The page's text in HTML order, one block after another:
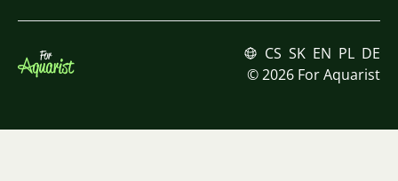
CS SK EN PL DE
© 2026 For Aquarist